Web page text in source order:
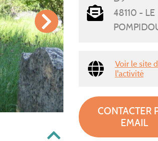
48110 - LE
Voir le site
l'activité
CONTACTER
EMAIL